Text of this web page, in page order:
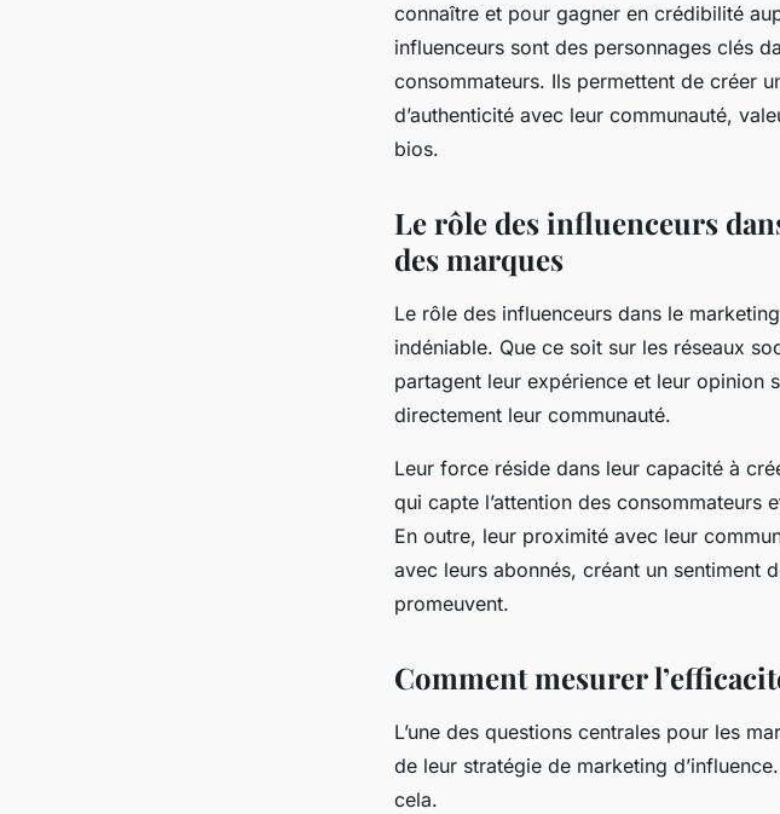
connaître et pour gagner en crédibilité
influenceurs sont des personnages clés
consommateurs. Ils permettent de créer
d’authenticité avec leur communauté,
bios.
Le rôle des influenceurs
des marques
Le rôle des influenceurs dans le
indéniable. Que ce soit sur les réseaux
partagent leur expérience et leur opinion
directement leur communauté.
Leur force réside dans leur capacité à
qui capte l’attention des consommateurs
En outre, leur proximité avec leur
avec leurs abonnés, créant un sentiment
promeuvent.
Comment mesurer
L’une des questions centrales pour les
de leur stratégie de marketing
cela.